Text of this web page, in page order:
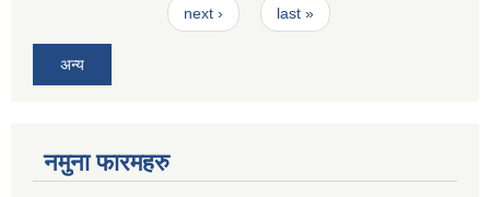
next › last »
अन्य
नमुना फारमहरु